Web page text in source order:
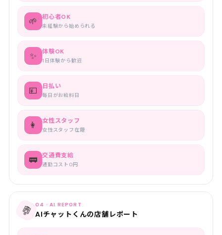
🌱 初心者OK
未経験から始められる
✨ 体験OK
1日体験から歓迎
💴 日払い
毎日がお給料日
👩 女性スタッフ
女性スタッフ在籍
🚃 交通費支給
通勤コスト0円
🤖 04 · AI REPORT
AIチャットくんの店舗レポート